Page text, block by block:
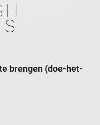
brengen (doe-het-